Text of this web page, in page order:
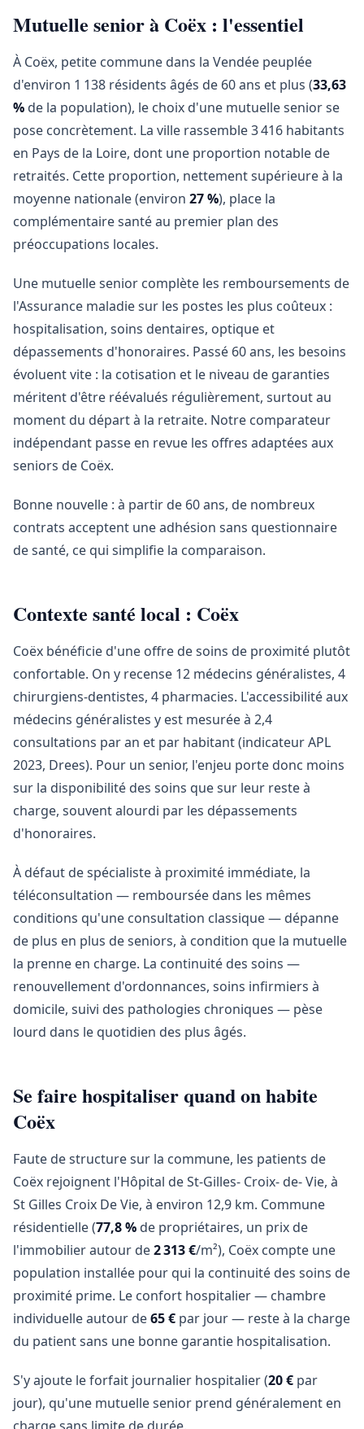
Mutuelle senior à Coëx : l'essentiel
À Coëx, petite commune dans la Vendée peuplée
d'environ 1 138 résidents âgés de 60 ans et plus (33,63
% de la population), le choix d'une mutuelle senior se
pose concrètement. La ville rassemble 3 416 habitants
en Pays de la Loire, dont une proportion notable de
retraités. Cette proportion, nettement supérieure à la
moyenne nationale (environ 27 %), place la
complémentaire santé au premier plan des
préoccupations locales.
Une mutuelle senior complète les remboursements de
l'Assurance maladie sur les postes les plus coûteux :
hospitalisation, soins dentaires, optique et
dépassements d'honoraires. Passé 60 ans, les besoins
évoluent vite : la cotisation et le niveau de garanties
méritent d'être réévalués régulièrement, surtout au
moment du départ à la retraite. Notre comparateur
indépendant passe en revue les offres adaptées aux
seniors de Coëx.
Bonne nouvelle : à partir de 60 ans, de nombreux
contrats acceptent une adhésion sans questionnaire
de santé, ce qui simplifie la comparaison.
Contexte santé local : Coëx
Coëx bénéficie d'une offre de soins de proximité plutôt
confortable. On y recense 12 médecins généralistes, 4
chirurgiens-dentistes, 4 pharmacies. L'accessibilité aux
médecins généralistes y est mesurée à 2,4
consultations par an et par habitant (indicateur APL
2023, Drees). Pour un senior, l'enjeu porte donc moins
sur la disponibilité des soins que sur leur reste à
charge, souvent alourdi par les dépassements
d'honoraires.
À défaut de spécialiste à proximité immédiate, la
téléconsultation — remboursée dans les mêmes
conditions qu'une consultation classique — dépanne
de plus en plus de seniors, à condition que la mutuelle
la prenne en charge. La continuité des soins —
renouvellement d'ordonnances, soins infirmiers à
domicile, suivi des pathologies chroniques — pèse
lourd dans le quotidien des plus âgés.
Se faire hospitaliser quand on habite
Coëx
Faute de structure sur la commune, les patients de
Coëx rejoignent l'Hôpital de St-Gilles- Croix- de- Vie, à
St Gilles Croix De Vie, à environ 12,9 km. Commune
résidentielle (77,8 % de propriétaires, un prix de
l'immobilier autour de2 313 €/m²), Coëx compte une
population installée pour qui la continuité des soins de
proximité prime. Le confort hospitalier — chambre
individuelle autour de65 € par jour — reste à la charge
du patient sans une bonne garantie hospitalisation.
S'y ajoute le forfait journalier hospitalier (20 € par
jour), qu'une mutuelle senior prend généralement en